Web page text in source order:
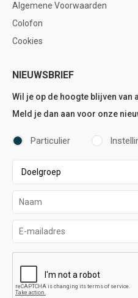
Algemene Voorwaarden
Colofon
Cookies
NIEUWSBRIEF
Wil je op de hoogte blijven van
Meld je dan aan voor onze
Particulier